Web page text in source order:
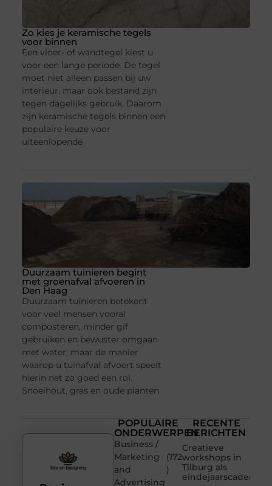
Zo kies je keramische tegels
voor binnen
Een vloer- of wandtegel kiest u
voor een lange periode. De tegel
moet niet alleen passen bij uw
interieur, maar ook bestand zijn
tegen dagelijks gebruik. Daarom
zijn keramische tegels binnen een
populaire keuze voor
uiteenlopende
Duurzaam tuinieren begint
met groenafval afvoeren in
Den Haag
Duurzaam tuinieren betekent
voor veel mensen vooral
composteren, minder gif
gebruiken en bewuster omgaan
met water, maar de manier
waarop u tuinafval afvoert speelt
hierin net zo goed een rol.
Snoeihout, gras en oude planten
POPULAIRE
ONDERWERPEN
Business /
Marketing
and
Advertising
(172
)
RECENTE
BERICHTEN
Creatieve
workshops in
Tilburg als
eindejaarscadeau